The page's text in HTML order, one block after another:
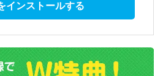
インストールする